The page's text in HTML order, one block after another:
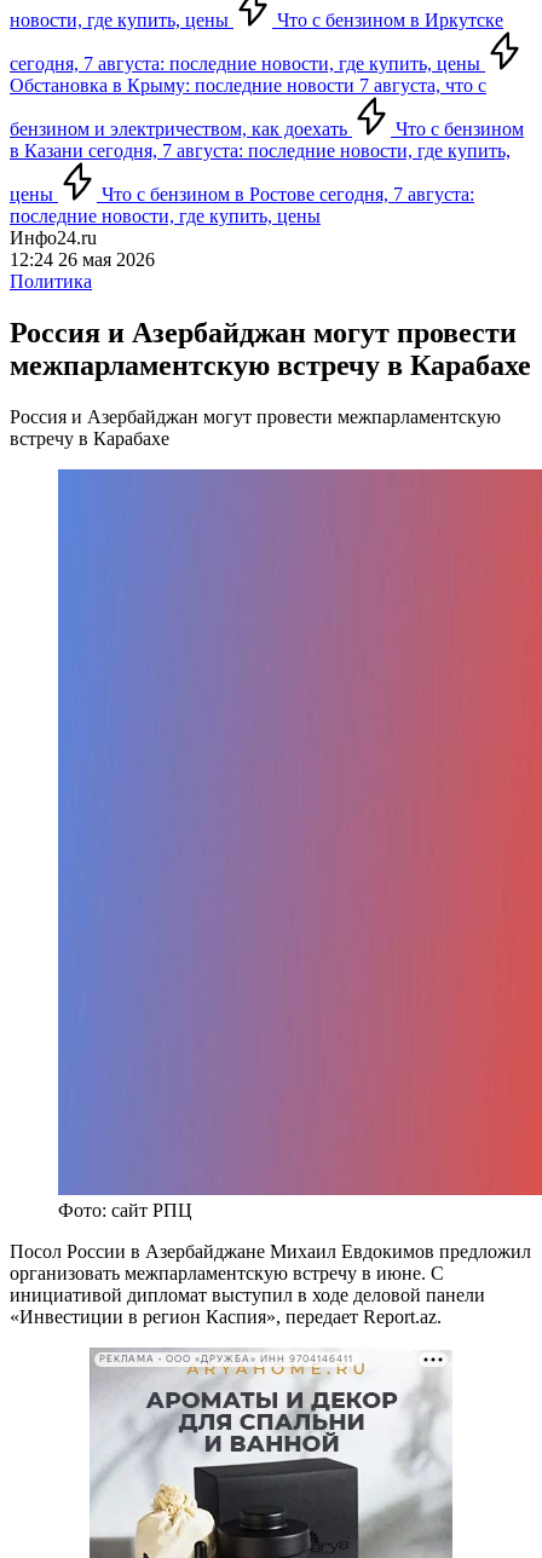
новости, где купить, цены Что с бензином в Иркутске
сегодня, 7 августа: последние новости, где купить, цены
Обстановка в Крыму: последние новости 7 августа, что с
бензином и электричеством, как доехать
Что с бензином
в Казани сегодня, 7 августа: последние новости, где купить,
цены
Что с бензином в Ростове сегодня, 7 августа:
последние новости, где купить, цены
Инфо24.ru
12:24 26 мая 2026
Политика
Россия и Азербайджан могут провести
межпарламентскую встречу в Карабахе
Россия и Азербайджан могут провести межпарламентскую
встречу в Карабахе
Фото: сайт РПЦ
Посол России в Азербайджане Михаил Евдокимов предложил
организовать межпарламентскую встречу в июне. С
инициативой дипломат выступил в ходе деловой панели
«Инвестиции в регион Каспия», передает Report.az.
РЕКЛАМА • ООО «ДРУЖБА» ИНН 9704146411